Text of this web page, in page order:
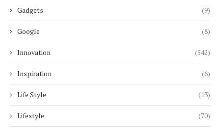
Gadgets (9)
Google (8)
Innovation (542)
Inspiration (6)
Life Style (13)
Lifestyle (70)